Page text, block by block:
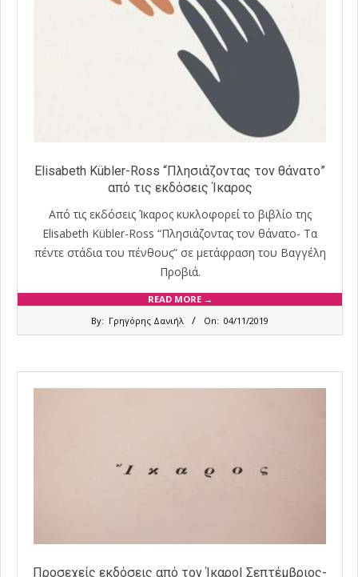
Elisabeth Kübler-Ross “Πλησιάζοντας τον θάνατο”
από τις εκδόσεις Ίκαρος
Από τις εκδόσεις Ίκαρος κυκλοφορεί το βιβλίο της
Elisabeth Kübler-Ross “Πλησιάζοντας τον θάνατο- Τα
πέντε στάδια του πένθους” σε μετάφραση του Βαγγέλη
Προβιά.
READ MORE →
By: Γρηγόρης Δανιήλ On: 04/11/2019
Προσεχείς εκδόσεις από τον Ίκαρο| Σεπτέμβριος-